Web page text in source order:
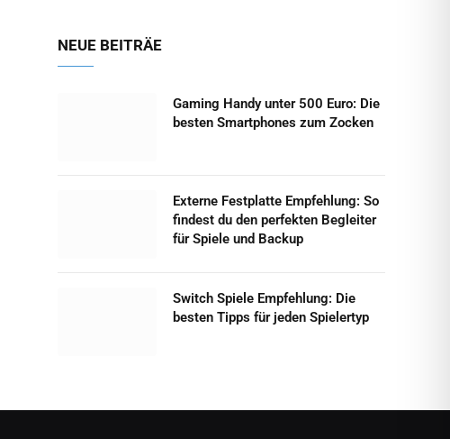
NEUE BEITRÄE
Gaming Handy unter 500 Euro: Die
besten Smartphones zum Zocken
Externe Festplatte Empfehlung: So
findest du den perfekten Begleiter
für Spiele und Backup
Switch Spiele Empfehlung: Die
besten Tipps für jeden Spielertyp